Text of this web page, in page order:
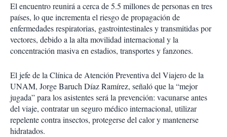
El encuentro reunirá a cerca de 5.5 millones de personas en tres
países, lo que incrementa el riesgo de propagación de
enfermedades respiratorias, gastrointestinales y transmitidas por
vectores, debido a la alta movilidad internacional y la
concentración masiva en estadios, transportes y fanzones.
El jefe de la Clínica de Atención Preventiva del Viajero de la
UNAM, Jorge Baruch Díaz Ramírez, señaló que la “mejor
jugada” para los asistentes será la prevención: vacunarse antes
del viaje, contratar un seguro médico internacional, utilizar
repelente contra insectos, protegerse del calor y mantenerse
hidratados.